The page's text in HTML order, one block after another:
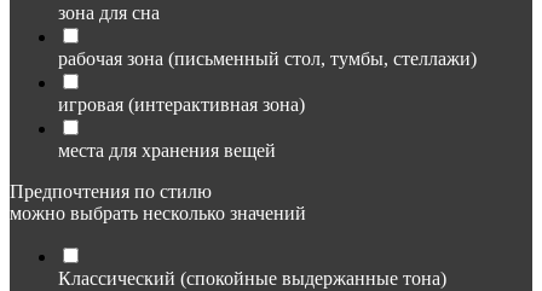
зона для сна
рабочая зона (письменный стол, тумбы, стеллажи)
игровая (интерактивная зона)
места для хранения вещей
Предпочтения по стилю
можно выбрать несколько значений
Классический (спокойные выдержанные тона)